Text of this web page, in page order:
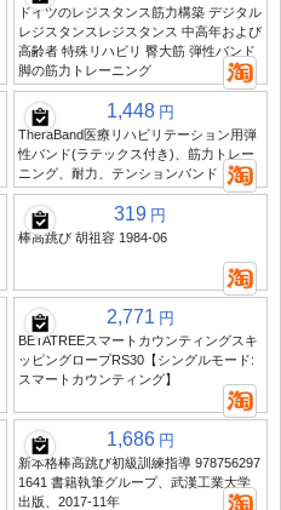
ドイツのレジスタンス筋力構築 デジタル
レジスタンスレジスタンス 中高年および
高齢者 特殊リハビリ 臀大筋 弾性バンド
脚の筋力トレーニング
1,448 円
TheraBand医療リハビリテーション用弾
性バンド(ラテックス付き)、筋力トレー
ニング、耐力、テンションバンド
319 円
棒高跳び 胡祖容 1984-06
2,771 円
BETATREEスマートカウンティングスキ
ッピングロープRS30【シングルモード:
スマートカウンティング】
1,686 円
新本格棒高跳び初級訓練指導 978756297
1641 書籍執筆グループ、武漢工業大学
出版、2017-11年